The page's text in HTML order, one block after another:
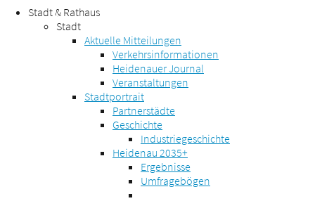
Stadt & Rathaus
Stadt
Aktuelle Mitteilungen
Verkehrsinformationen
Heidenauer Journal
Veranstaltungen
Stadtportrait
Partnerstädte
Geschichte
Industriegeschichte
Heidenau 2035+
Ergebnisse
Umfragebögen